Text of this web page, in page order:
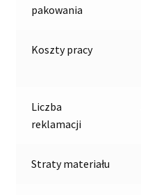
pakowania
Koszty pracy
Liczba
reklamacji
Straty materiału